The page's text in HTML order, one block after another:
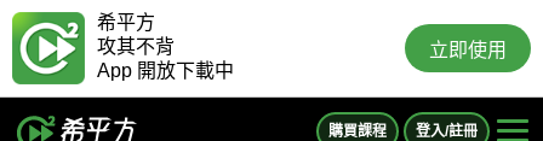
希平方
攻其不背
App 開放下載中
立即使用
購買課程 登入/註冊